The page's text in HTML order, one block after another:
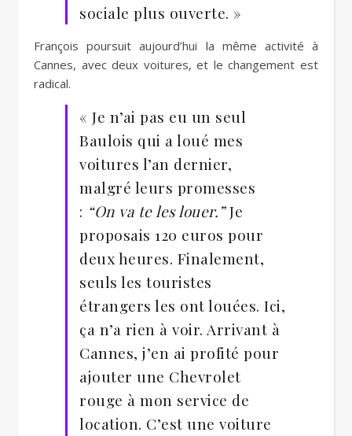
sociale plus ouverte. »
François poursuit aujourd’hui la même activité à
Cannes, avec deux voitures, et le changement est
radical.
« Je n’ai pas eu un seul
Baulois qui a loué mes
voitures l’an dernier,
malgré leurs promesses
: “On va te les louer.”Je
proposais 120 euros pour
deux heures. Finalement,
seuls les touristes
étrangers les ont louées. Ici,
ça n’a rien à voir. Arrivant à
Cannes, j’en ai profité pour
ajouter une Chevrolet
rouge à mon service de
location. C’est une voiture